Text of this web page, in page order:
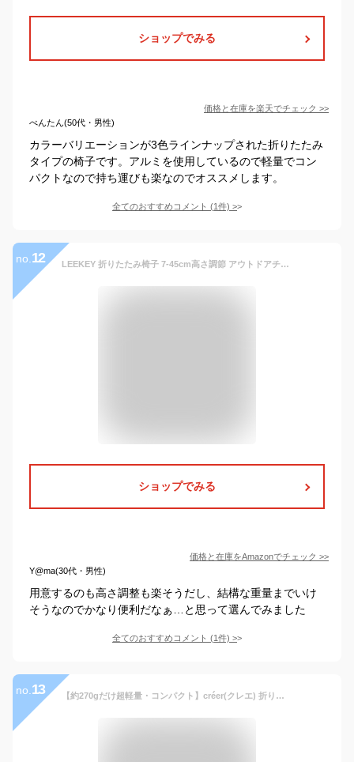
ショップでみる
価格と在庫を楽天でチェック >>
べんたん(50代・男性)
カラーバリエーションが3色ラインナップされた折りたたみ
タイプの椅子です。アルミを使用しているので軽量でコン
パクトなので持ち運びも楽なのでオススメします。
全てのおすすめコメント (1件) >
no. 12 LEEKEY 折りたたみ椅子 7-45cm高さ調節 アウトドアチェア 折り畳み椅子 耐荷重 250kg 超軽量 コンパクト 折りたたみ踏み台 室内 一秒開閉できる 伸縮式 持ち運び便利 防水 アウトドア キャンプ チェア 携帯 スツール 低い 風呂/釣り/フェス/運動会/観戦/屋内/屋外用 ブラック
ショップでみる
価格と在庫をAmazonでチェック >>
Y@ma(30代・男性)
用意するのも高さ調整も楽そうだし、結構な重量までいけ
そうなのでかなり便利だなぁ…と思って選んでみました
全てのおすすめコメント (1件) >
no. 13 【約270gだけ超軽量・コンパクト】créer(クレエ) 折りたたみ椅子 どこでも持ち運び アウトドアチェア 軽量 コンパクト 折りたたみイス キャンプ 登山 旅行 公園 行列 折り畳み椅子 (シルバー×軽量モデル)